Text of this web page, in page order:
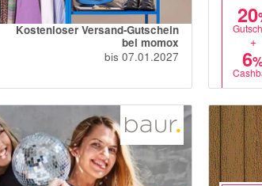
Kostenloser Versand-Gutschein
bei momox
bis 07.01.2027
20
+
6